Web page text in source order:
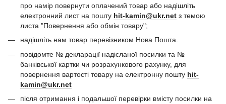
про намір повернути оплачений товар або надішліть
електронний лист на пошту hit-kamin@ukr.net з темою
листа "Повернення або обмін товару";
надішліть нам товар перевізником Нова Пошта.
повідомте № декларації надісланої посилки та №
банківської картки чи розрахункового рахунку, для
повернення вартості товару на електронну пошту hit-
kamin@ukr.net
після отримання і подальшої перевірки вмісту посилки на